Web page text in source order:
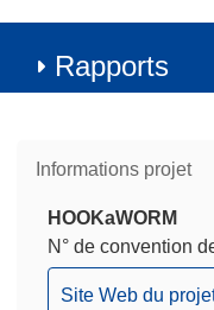
Rapports
Informations projet
HOOKaWORM
N° de convention
(s’ouvre
Site Web du